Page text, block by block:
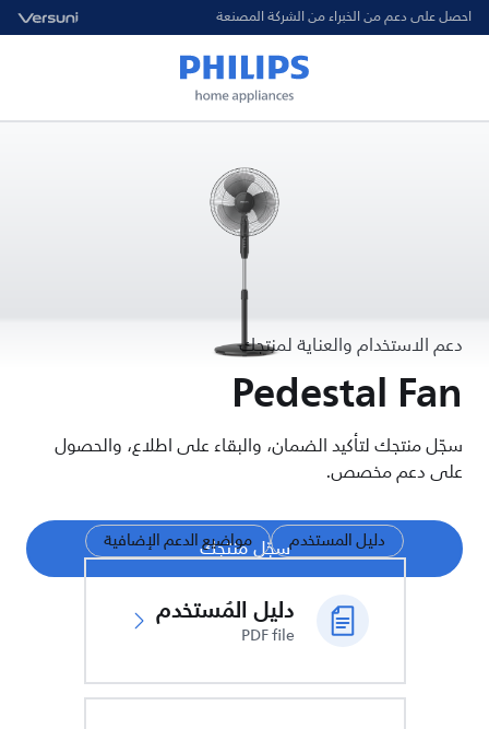
احصل على دعم من الخبراء من الشركة المصنعة
دعم الاستخدام والعناية لمنتجك
Pedestal Fan
سجّل منتجك لتأكيد الضمان، والبقاء على اطلاع، والحصول
على دعم مخصص.
سجّل منتجكدليل المستخدم مواضيع الدعم الإضافية
دليل المُستخدم
PDF file